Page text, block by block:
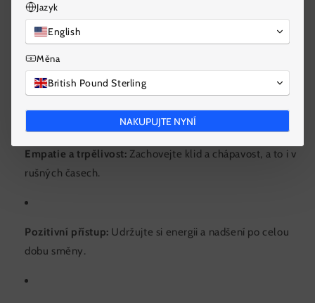
preferencím hostů.
Jasná komunikace:
S jistotou vysvětlujte položky v menu a
speciální nabídky.
Empatie a trpělivost: Zachovejte klid a chápavost, a to i v
rušných časech.
Pozitivní přístup: Udržujte si energii a nadšení po celou
dobu směny.
Jazyk
English
Měna
British Pound Sterling
NAKUPUJTE NYNÍ